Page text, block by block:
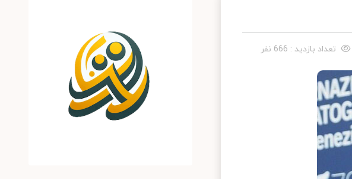
تعداد بازدید : 666 نفر